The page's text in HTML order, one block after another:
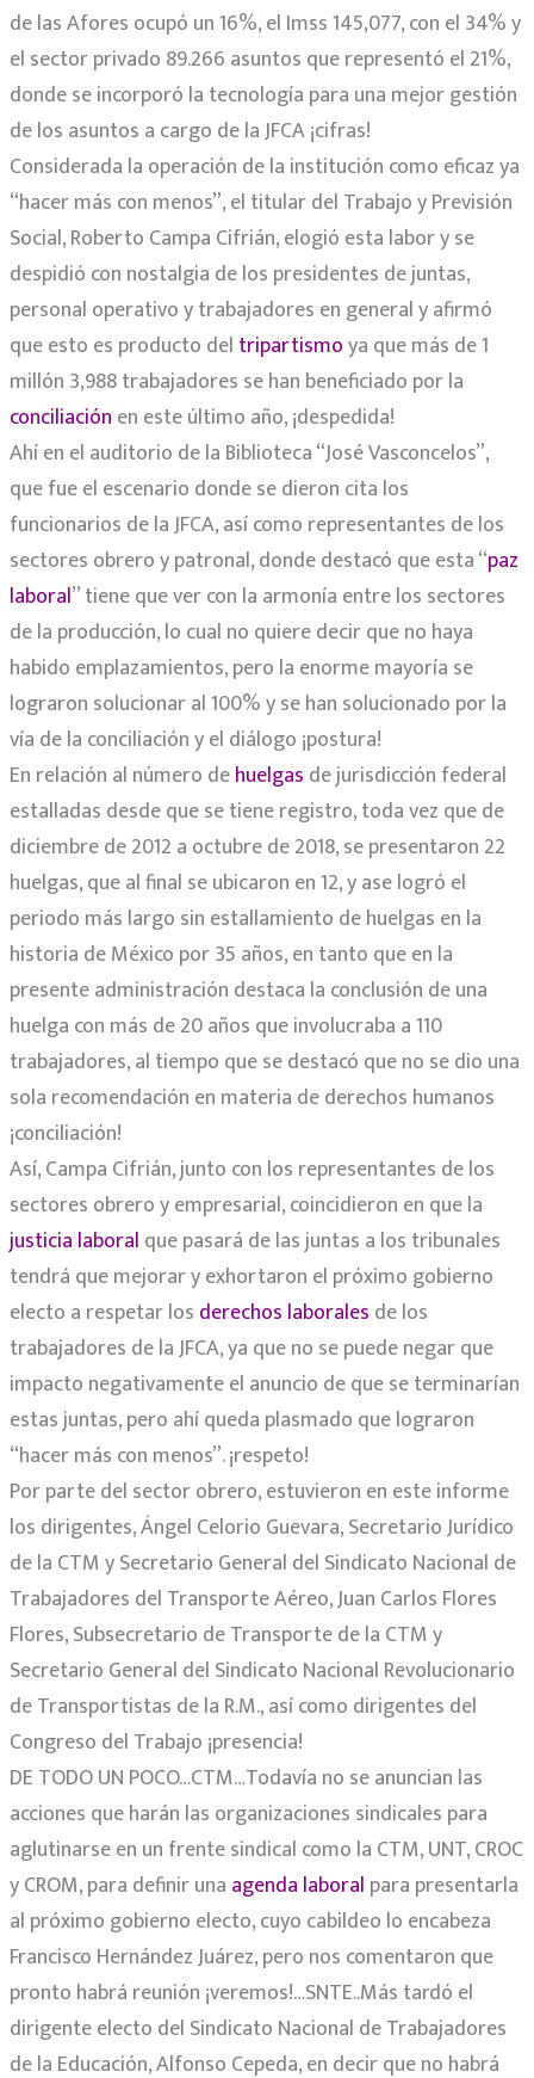
de las Afores ocupó un 16%, el Imss 145,077, con el 34% y
el sector privado 89.266 asuntos que representó el 21%,
donde se incorporó la tecnología para una mejor gestión
de los asuntos a cargo de la JFCA ¡cifras!
Considerada la operación de la institución como eficaz ya
“hacer más con menos”, el titular del Trabajo y Previsión
Social, Roberto Campa Cifrián, elogió esta labor y se
despidió con nostalgia de los presidentes de juntas,
personal operativo y trabajadores en general y afirmó
que esto es producto del tripartismoya que más de 1
millón 3,988 trabajadores se han beneficiado por la
conciliación en este último año, ¡despedida!
Ahí en el auditorio de la Biblioteca “José Vasconcelos”,
que fue el escenario donde se dieron cita los
funcionarios de la JFCA, así como representantes de los
sectores obrero y patronal, donde destacó que esta “paz
laboral” tiene que ver con la armonía entre los sectores
de la producción, lo cual no quiere decir que no haya
habido emplazamientos, pero la enorme mayoría se
lograron solucionar al 100% y se han solucionado por la
vía de la conciliación y el diálogo ¡postura!
En relación al número dehuelgas de jurisdicción federal
estalladas desde que se tiene registro, toda vez que de
diciembre de 2012 a octubre de 2018, se presentaron 22
huelgas, que al final se ubicaron en 12, y ase logró el
periodo más largo sin estallamiento de huelgas en la
historia de México por 35 años, en tanto que en la
presente administración destaca la conclusión de una
huelga con más de 20 años que involucraba a 110
trabajadores, al tiempo que se destacó que no se dio una
sola recomendación en materia de derechos humanos
¡conciliación!
Así, Campa Cifrián, junto con los representantes de los
sectores obrero y empresarial, coincidieron en que la
justicia laboral que pasará de las juntas a los tribunales
tendrá que mejorar y exhortaron el próximo gobierno
electo a respetar los derechos laborales de los
trabajadores de la JFCA, ya que no se puede negar que
impacto negativamente el anuncio de que se terminarían
estas juntas, pero ahí queda plasmado que lograron
“hacer más con menos”. ¡respeto!
Por parte del sector obrero, estuvieron en este informe
los dirigentes, Ángel Celorio Guevara, Secretario Jurídico
de la CTM y Secretario General del Sindicato Nacional de
Trabajadores del Transporte Aéreo, Juan Carlos Flores
Flores, Subsecretario de Transporte de la CTM y
Secretario General del Sindicato Nacional Revolucionario
de Transportistas de la R.M., así como dirigentes del
Congreso del Trabajo ¡presencia!
DE TODO UN POCO…CTM…Todavía no se anuncian las
acciones que harán las organizaciones sindicales para
aglutinarse en un frente sindical como la CTM, UNT, CROC
y CROM, para definir una agenda laboral para presentarla
al próximo gobierno electo, cuyo cabildeo lo encabeza
Francisco Hernández Juárez, pero nos comentaron que
pronto habrá reunión ¡veremos!…SNTE..Más tardó el
dirigente electo del Sindicato Nacional de Trabajadores
de la Educación, Alfonso Cepeda, en decir que no habrá